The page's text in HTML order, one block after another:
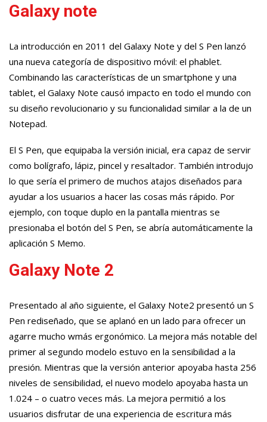
Galaxy note
La introducción en 2011 del Galaxy Note y del S Pen lanzó
una nueva categoría de dispositivo móvil: el phablet.
Combinando las características de un smartphone y una
tablet, el Galaxy Note causó impacto en todo el mundo con
su diseño revolucionario y su funcionalidad similar a la de un
Notepad.
El S Pen, que equipaba la versión inicial, era capaz de servir
como bolígrafo, lápiz, pincel y resaltador. También introdujo
lo que sería el primero de muchos atajos diseñados para
ayudar a los usuarios a hacer las cosas más rápido. Por
ejemplo, con toque duplo en la pantalla mientras se
presionaba el botón del S Pen, se abría automáticamente la
aplicación S Memo.
Galaxy Note 2
Presentado al año siguiente, el Galaxy Note2 presentó un S
Pen rediseñado, que se aplanó en un lado para ofrecer un
agarre mucho wmás ergonómico. La mejora más notable del
primer al segundo modelo estuvo en la sensibilidad a la
presión. Mientras que la versión anterior apoyaba hasta 256
niveles de sensibilidad, el nuevo modelo apoyaba hasta un
1.024 – o cuatro veces más. La mejora permitió a los
usuarios disfrutar de una experiencia de escritura más